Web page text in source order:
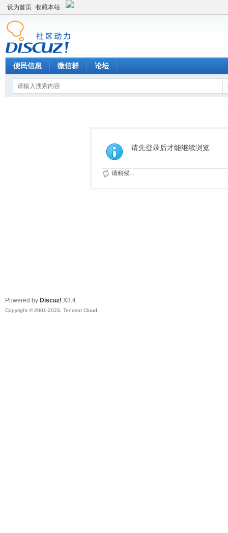
设为首页 收藏本站
便民信息 微信群 论坛
请先登录后才能继续浏览
请稍候...
Powered by Discuz! X3.4
Copyright © 2001-2023, Tencent Cloud.